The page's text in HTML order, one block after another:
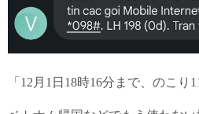
「12月1日18時16分まで、のこり